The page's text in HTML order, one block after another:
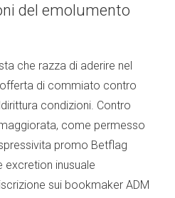
del emolumento
che razza di aderire nel
di commiato contro
condizioni. Contro
come permesso
promo Betflag
excretion inusuale
sui bookmaker ADM